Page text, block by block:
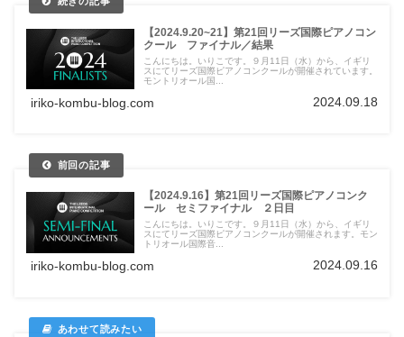
【2024.9.20~21】第21回リーズ国際ピアノコン
クール ファイナル／結果
こんにちは。いりこです。９月11日（水）から、イギリ
スにてリーズ国際ピアノコンクールが開催されています。
モントリオール国...
iriko-kombu-blog.com 2024.09.18
【2024.9.16】第21回リーズ国際ピアノコンク
ール セミファイナル ２日目
こんにちは。いりこです。９月11日（水）から、イギリ
スにてリーズ国際ピアノコンクールが開催されます。モン
トリオール国際音...
iriko-kombu-blog.com 2024.09.16